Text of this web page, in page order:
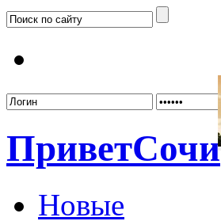
ПриветСочи
Новые